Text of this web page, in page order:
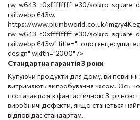
rw-w643-c0xffffffff-e30/solaro-square-
rail.webp 643w,
https://www.plumbworld.co.uk/img/
rw-w643-c0xffffffff-e30/solaro-square-
rail.webp 643w"
design" width="2000" />
Стандартна гарантія 3 роки
Купуючи продукти для дому, ви повинні
витримають випробування часом. Ось
постачається з фантастичною 3-річною
виробничі дефекти, якщо станеться
відповідає стандартам.